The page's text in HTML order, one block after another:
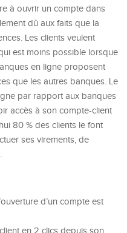
à ouvrir un compte dans
dû aux faits que la
Les clients veulent
est moins possible lorsque
en ligne proposent
que les autres banques. Le
par rapport aux banques
accès à son compte-client
80 % des clients le font
ses virements, de
d’un compte est
en 2 clics depuis son